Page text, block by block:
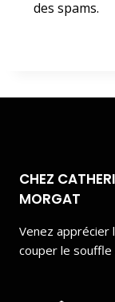
des spams.
CHEZ
MORGAT
Venez apprécier
couper le souffle